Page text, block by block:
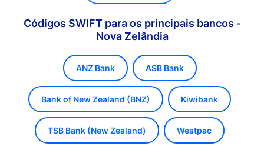
Códigos SWIFT para os principais bancos -
Nova Zelândia
ANZ Bank ASB Bank
Bank of New Zealand (BNZ) Kiwibank
TSB Bank (New Zealand) Westpac